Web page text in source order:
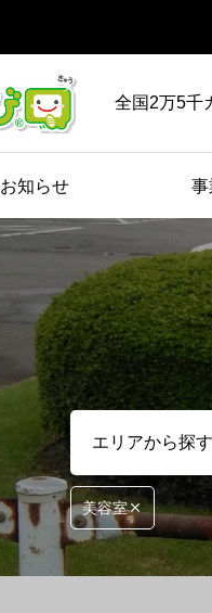
全国2万5千
お知らせ 事
美容室